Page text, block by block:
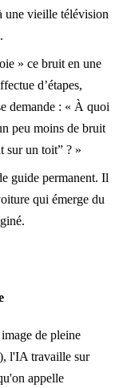
une vieille télévision
» ce bruit en une
d’étapes,
demande : « À quoi
peu moins de bruit
sur un toit” ? »
guide permanent. Il
qui émerge du
de pleine
l'IA travaille sur
appelle